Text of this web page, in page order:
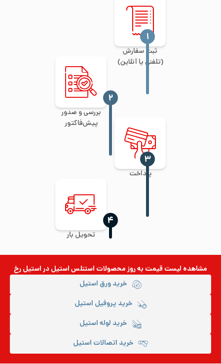
ثبت سفارش
(تلفنی یا آنلاین)
‍۱
بررسی و صدور
پیش‌فاکتور
‍۲
پرداخت
‍۳
تحویل بار
‍۴
مشاهده لیست قیمت به روزمحصولات استنلس استیلدر استیل رخ
خرید ورق استیل
خرید پروفیل استیل
خرید لوله استیل
خرید اتصالات استیل